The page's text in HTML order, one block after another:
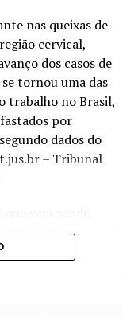
para inserir as
plástico
A leve
ajuda a reduzir
muito experientes
em um
no primeiro
nas queixas de
cervical,
dos casos de
tornou uma das
trabalho no Brasil,
por
dados do
– Tribunal
Paraná, onde 10,7
segundo semestre
as causas mais